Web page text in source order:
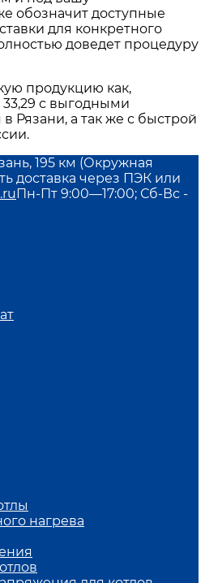
обозначит доступные
для конкретного
доведет процедуру
продукцию как,
с выгодными
в Рязани, а так же с быстрой
195 км (Окружная
доставка через ПЭК или
Пн-Пт 9:00—17:00; Сб-Вс -
нагрева